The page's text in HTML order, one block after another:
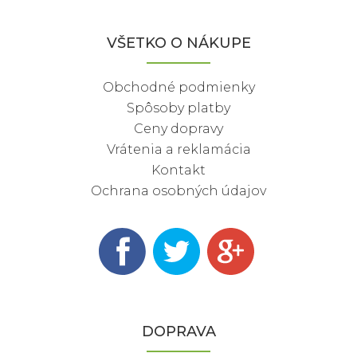
VŠETKO O NÁKUPE
Obchodné podmienky
Spôsoby platby
Ceny dopravy
Vrátenia a reklamácia
Kontakt
Ochrana osobných údajov
DOPRAVA